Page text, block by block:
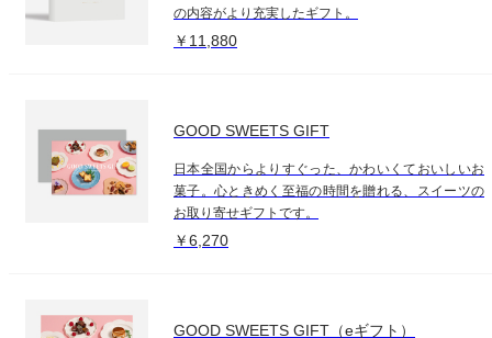
の内容がより充実したギフト。
￥11,880
GOOD SWEETS GIFT
日本全国からよりすぐった、かわいくておいしいお
菓子。心ときめく至福の時間を贈れる、スイーツの
お取り寄せギフトです。
￥6,270
GOOD SWEETS GIFT（eギフト）